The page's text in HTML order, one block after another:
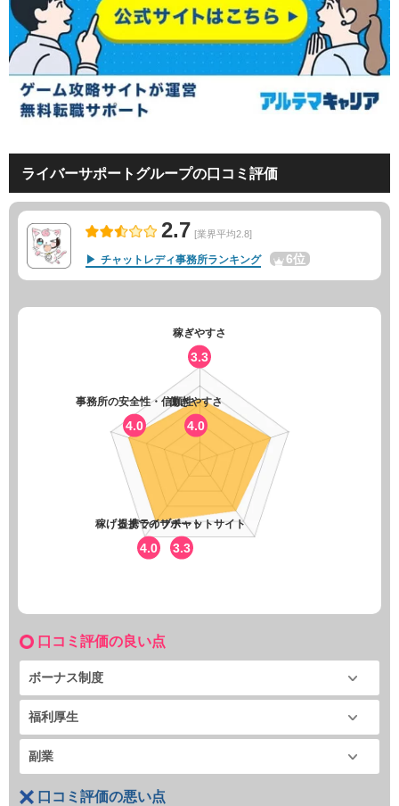
ライバーサポートグループの口コミ評価
2.7 [業界平均2.8]
チャットレディ事務所ランキング 6位
稼ぎやすさ
3.3
働きやすさ
4.0
提携ライブチャットサイト
3.3
稼げるまでのサポート
4.0
事務所の安全性・信頼性
4.0
口コミ評価の良い点
ボーナス制度
福利厚生
副業
口コミ評価の悪い点